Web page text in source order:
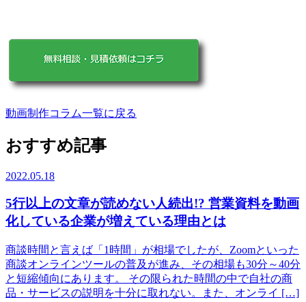
動画制作コラム一覧に戻る
おすすめ記事
2022.05.18
5行以上の文章が読めない人続出!? 営業資料を動画
化している企業が増えている理由とは
商談時間と言えば「1時間」が相場でしたが、Zoomといった
商談オンラインツールの普及が進み、その相場も30分～40分
と短縮傾向にあります。 その限られた時間の中で自社の商
品・サービスの説明を十分に取れない。また、オンライ […]